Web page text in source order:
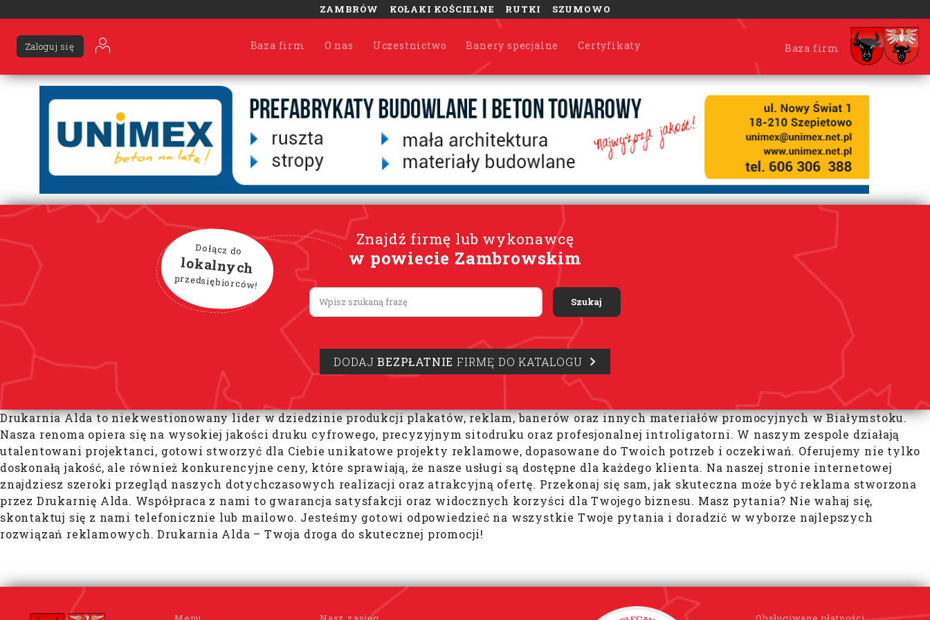
ZAMBRÓW KOŁAKI KOŚCIELNE RUTKI SZUMOWO
Baza firm O nas Uczestnictwo Banery specjalne Certyfikaty
Zaloguj się Baza firm
Znajdź firmę lub wykonawcę
w powiecie Zambrowskim
Dołącz do
lokalnych
przedsiębiorców!
Lorem ipsum
DODAJBEZPŁATNIE FIRMĘ DO KATALOGU
Drukarnia Alda to niekwestionowany lider w dziedzinie produkcji plakatów, reklam, banerów oraz innych materiałów promocyjnych w Białymstoku.
Nasza renoma opiera się na wysokiej jakości druku cyfrowego, precyzyjnym sitodruku oraz profesjonalnej introligatorni. W naszym zespole działają
utalentowani projektanci, gotowi stworzyć dla Ciebie unikatowe projekty reklamowe, dopasowane do Twoich potrzeb i oczekiwań. Oferujemy nie tylko
doskonałą jakość, ale również konkurencyjne ceny, które sprawiają, że nasze usługi są dostępne dla każdego klienta. Na naszej stronie internetowej
znajdziesz szeroki przegląd naszych dotychczasowych realizacji oraz atrakcyjną ofertę. Przekonaj się sam, jak skuteczna może być reklama stworzona
przez Drukarnię Alda. Współpraca z nami to gwarancja satysfakcji oraz widocznych korzyści dla Twojego biznesu. Masz pytania? Nie wahaj się,
skontaktuj się z nami telefonicznie lub mailowo. Jesteśmy gotowi odpowiedzieć na wszystkie Twoje pytania i doradzić w wyborze najlepszych
rozwiązań reklamowych. Drukarnia Alda – Twoja droga do skutecznej promocji!